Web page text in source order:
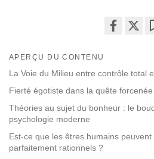
facebook
APERÇU DU CONTENU
La Voie du Milieu entre contrôle total
Fierté égotiste dans la quête forcenée
Théories au sujet du bonheur : le
psychologie moderne
Est-ce que les êtres humains
parfaitement rationnels ?